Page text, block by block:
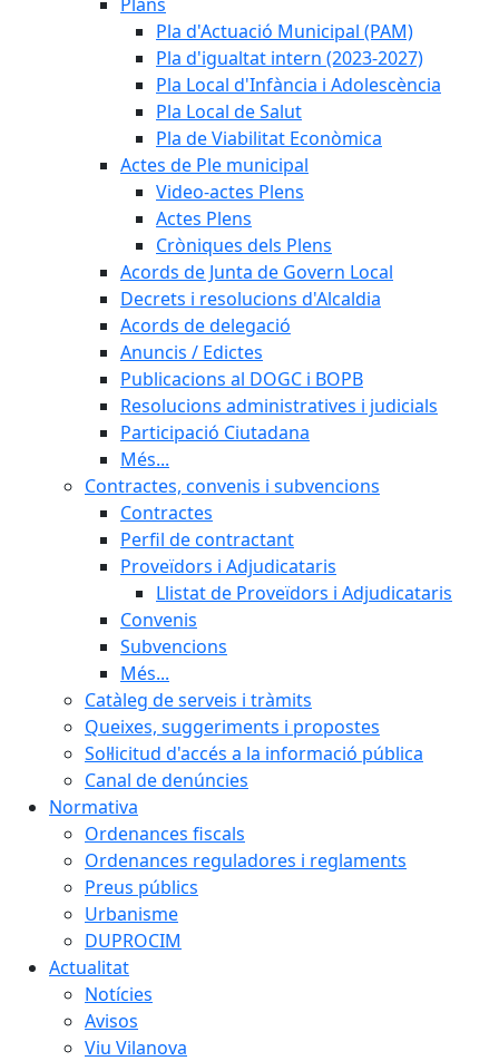
Pla d'Actuació Municipal (PAM)
Pla d'igualtat intern (2023-2027)
Pla Local d'Infància i Adolescència
Pla Local de Salut
Pla de Viabilitat Econòmica
Actes de Ple municipal
Video-actes Plens
Actes Plens
Cròniques dels Plens
Acords de Junta de Govern Local
Decrets i resolucions d'Alcaldia
Acords de delegació
Anuncis / Edictes
Publicacions al DOGC i BOPB
Resolucions administratives i judicials
Participació Ciutadana
Més...
Contractes, convenis i subvencions
Contractes
Perfil de contractant
Proveïdors i Adjudicataris
Llistat de Proveïdors i Adjudicataris
Convenis
Subvencions
Més...
Catàleg de serveis i tràmits
Queixes, suggeriments i propostes
Sol·licitud d'accés a la informació pública
Canal de denúncies
Normativa
Ordenances fiscals
Ordenances reguladores i reglaments
Preus públics
Urbanisme
DUPROCIM
Actualitat
Notícies
Avisos
Viu Vilanova